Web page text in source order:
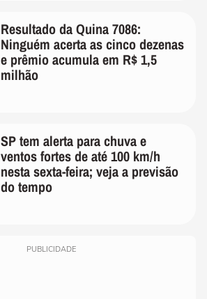
Resultado da Quina 7086:
Ninguém acerta as cinco dezenas
e prêmio acumula em R$ 1,5
milhão
SP tem alerta para chuva e
ventos fortes de até 100 km/h
nesta sexta-feira; veja a previsão
do tempo
PUBLICIDADE